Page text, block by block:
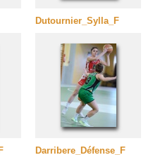
Dutournier_Sylla_F
Darribere_Défense_F